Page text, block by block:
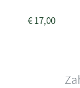
€17,00